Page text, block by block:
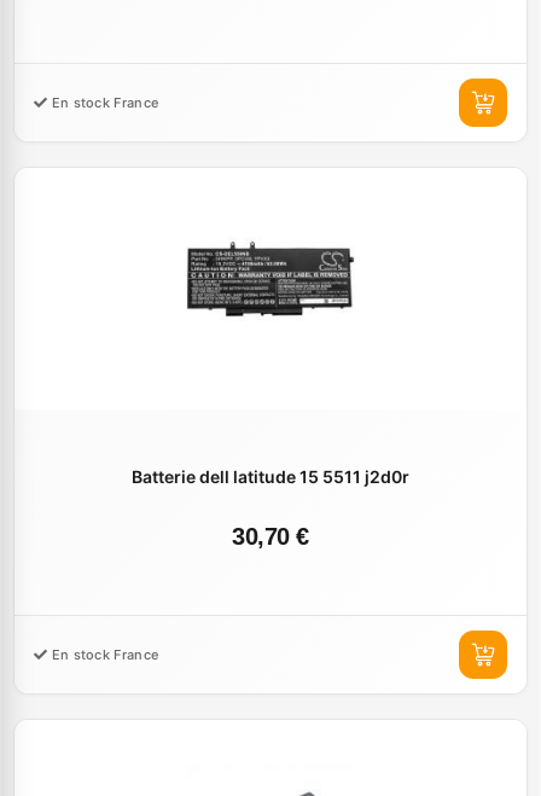
En stock France
Batterie dell latitude 15 5511 j2d0r
30,70 €
En stock France